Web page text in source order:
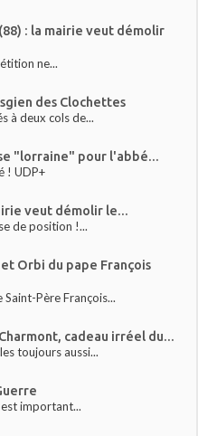
: la mairie veut démolir
ne...
des Clochettes
à deux cols de...
"lorraine" pour l'abbé...
! UDP+
veut démolir le...
de position !...
Orbi du pape François
Père François...
cadeau irréel du...
toujours aussi...
important...